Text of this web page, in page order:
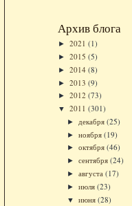
Архив блога
► 2021 (1)
► 2015 (5)
► 2014 (8)
► 2013 (9)
► 2012 (73)
▼ 2011 (301)
► декабря (25)
► ноября (19)
► октября (46)
► сентября (24)
► августа (17)
► июля (23)
▼ июня (28)